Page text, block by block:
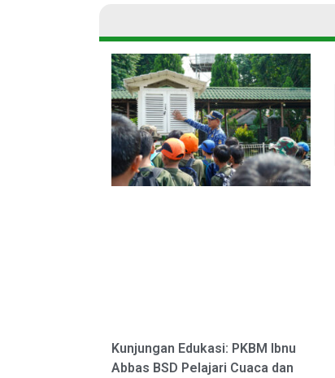
Kunjungan Edukasi: PKBM Ibnu
Abbas BSD Pelajari Cuaca dan